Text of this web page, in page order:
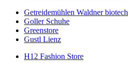
Getreidemühlen Waldner biotech
Goller Schuhe
Greenstore
Gustl Lienz
H12 Fashion Store